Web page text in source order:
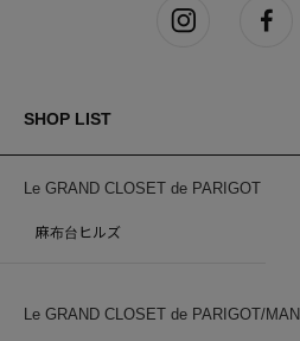
SHOP LIST
Le GRAND CLOSET de PARIGOT
麻布台ヒルズ
Le GRAND CLOSET de PARIGOT/MAN